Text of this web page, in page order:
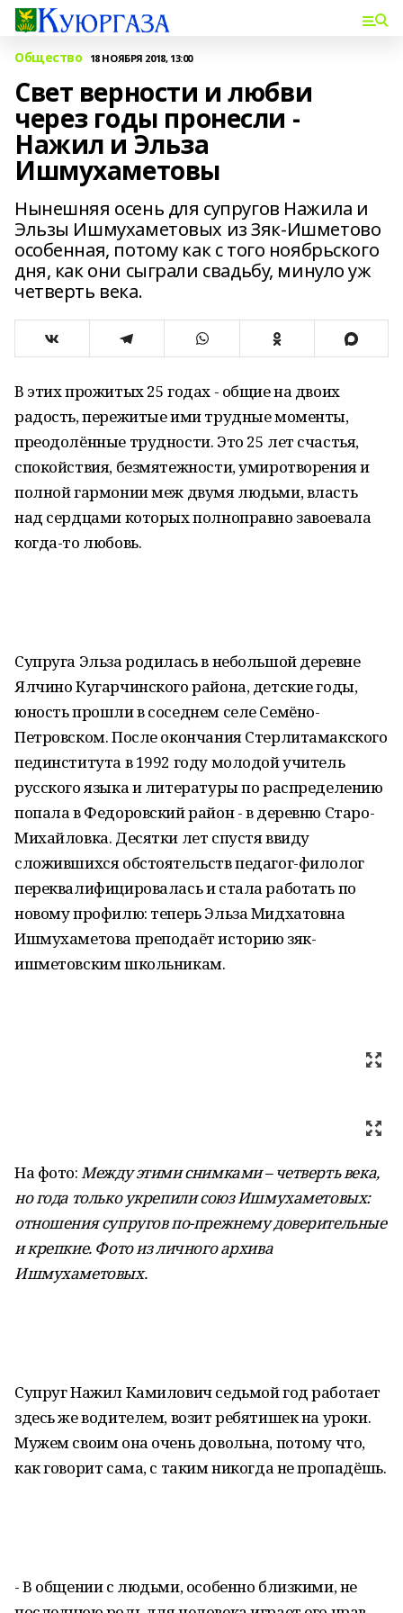
Общество 18 НОЯБРЯ 2018, 13:00
Свет верности и любви
через годы пронесли -
Нажил и Эльза
Ишмухаметовы
Нынешняя осень для супругов Нажила и
Эльзы Ишмухаметовых из Зяк-Ишметово
особенная, потому как с того ноябрьского
дня, как они сыграли свадьбу, минуло уж
четверть века.
В этих прожитых 25 годах - общие на двоих
радость, пережитые ими трудные моменты,
преодолённые трудности. Это 25 лет счастья,
спокойствия, безмятежности, умиротворения и
полной гармонии меж двумя людьми, власть
над сердцами которых полноправно завоевала
когда-то любовь.
Супруга Эльза родилась в небольшой деревне
Ялчино Кугарчинского района, детские годы,
юность прошли в соседнем селе Семёно-
Петровском. После окончания Стерлитамакского
пединститута в 1992 году молодой учитель
русского языка и литературы по распределению
попала в Федоровский район - в деревню Старо-
Михайловка. Десятки лет спустя ввиду
сложившихся обстоятельств педагог-филолог
переквалифицировалась и стала работать по
новому профилю: теперь Эльза Мидхатовна
Ишмухаметова преподаёт историю зяк-
ишметовским школьникам.
На фото:Между этими снимками – четверть века,
но года только укрепили союз Ишмухаметовых:
отношения супругов по-прежнему доверительные
и крепкие. Фото из личного архива
Ишмухаметовых.
Супруг Нажил Камилович седьмой год работает
здесь же водителем, возит ребятишек на уроки.
Мужем своим она очень довольна, потому что,
как говорит сама, с таким никогда не пропадёшь.
- В общении с людьми, особенно близкими, не